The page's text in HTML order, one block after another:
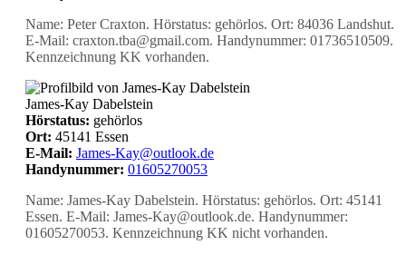
Name: Peter Craxton. Hörstatus: gehörlos. Ort: 84036 Landshut.
E-Mail: craxton.tba@gmail.com. Handynummer: 01736510509.
Kennzeichnung KK vorhanden.
James-Kay Dabelstein
Hörstatus: gehörlos
Ort: 45141 Essen
E-Mail: James-Kay@outlook.de
Handynummer: 01605270053
Name: James-Kay Dabelstein. Hörstatus: gehörlos. Ort: 45141
Essen. E-Mail: James-Kay@outlook.de. Handynummer:
01605270053. Kennzeichnung KK nicht vorhanden.